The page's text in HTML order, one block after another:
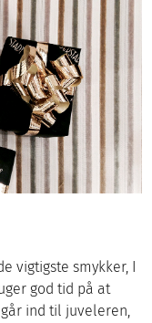
vigtigste smykker, I
god tid på at
ind til juveleren,